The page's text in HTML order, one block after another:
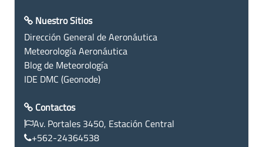
Nuestro Sitios
Dirección General de Aeronáutica
Meteorología Aeronáutica
Blog de Meteorología
IDE DMC (Geonode)
Contactos
Av. Portales 3450, Estación Central
+562-24364538